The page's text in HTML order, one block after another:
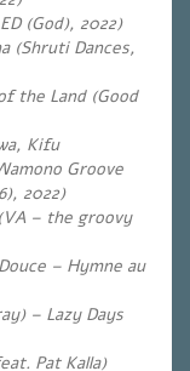
(God), 2022)
(Shruti Dances,
the Land (Good
Kifu
Groove
2022)
– the groovy
– Hymne au
– Lazy Days
Pat Kalla)